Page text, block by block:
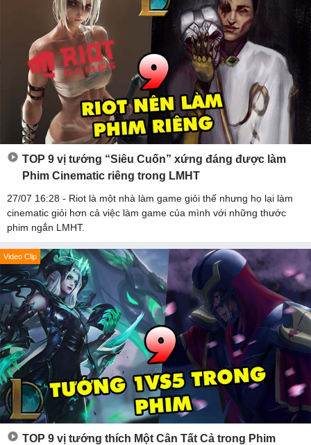
TOP 9 vị tướng “Siêu Cuốn” xứng đáng được làm
Phim Cinematic riêng trong LMHT
27/07 16:28 - Riot là một nhà làm game giỏi thế nhưng họ lại làm
cinematic giỏi hơn cả việc làm game của mình với những thước
phim ngắn LMHT.
Video Clip
TOP 9 vị tướng thích Một Cân Tất Cả trong Phim